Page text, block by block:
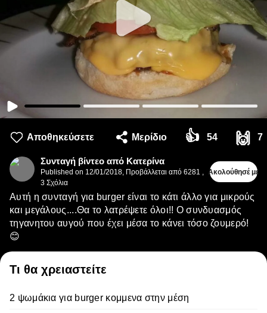
Αποθηκεύσετε Μερίδιο 👍 54 🙌 7
Συνταγή βίντεο από Κατερίνα
Published on 12/01/2018, Προβάλλεται από 6281 ,
3 Σχόλια
Ακολούθησέ με
Αυτή η συνταγή για burger είναι το κάτι άλλο για μικρούς
και μεγάλους....Θα το λατρέψετε όλοι!! Ο συνδυασμός
τηγανητου αυγού που έχει μέσα το κάνει τόσο ζουμερό!
😊
Τι θα χρειαστείτε
2 ψωμάκια για burger κομμενα στην μέση